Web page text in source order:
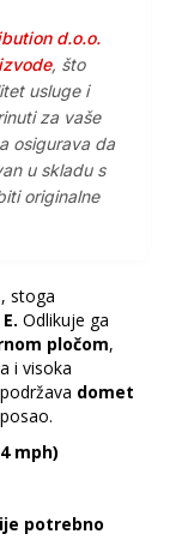
d.o.o.
, što
usluge i
za vaše
osigurava da
u skladu s
originalne
stoga
Odlikuje ga
pločom,
i visoka
domet
mph)
potrebno